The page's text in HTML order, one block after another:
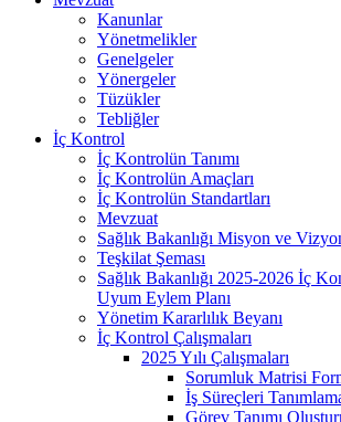
Kanunlar
Yönetmelikler
Genelgeler
Yönergeler
Tüzükler
Tebliğler
İç Kontrol
İç Kontrolün Tanımı
İç Kontrolün Amaçları
İç Kontrolün Standartları
Mevzuat
Sağlık Bakanlığı Misyon ve
Teşkilat Şeması
Sağlık Bakanlığı 2025-2026 İç
Uyum Eylem Planı
Yönetim Kararlılık Beyanı
İç Kontrol Çalışmaları
2025 Yılı Çalışmaları
Sorumluk Matrisi
İş Süreçleri
Görev Tanımı